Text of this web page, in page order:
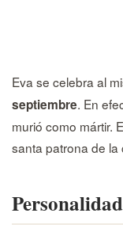
Eva se celebra al
septiembre. En
murió como mártir.
santa patrona de la